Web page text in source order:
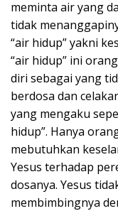
meminta air yang
tidak
“air hidup” yakni
“air hidup” ini
diri sebagai yang
berdosa dan
yang mengaku
hidup”. Hanya
mebutuhkan
Yesus terhadap
dosanya. Yesus
membimbingnya